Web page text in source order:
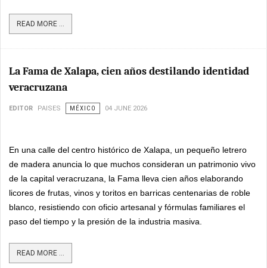
READ MORE ...
La Fama de Xalapa, cien años destilando identidad
veracruzana
EDITOR PAISES MÉXICO 04 JUNE 2026
En una calle del centro histórico de Xalapa, un pequeño letrero
de madera anuncia lo que muchos consideran un patrimonio vivo
de la capital veracruzana, la Fama lleva cien años elaborando
licores de frutas, vinos y toritos en barricas centenarias de roble
blanco, resistiendo con oficio artesanal y fórmulas familiares el
paso del tiempo y la presión de la industria masiva.
READ MORE ...